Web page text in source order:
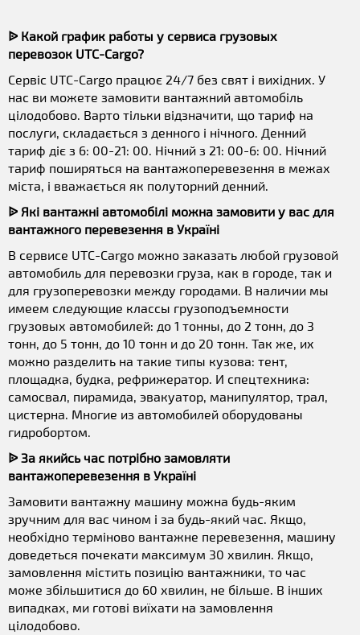
ᐉ Какой график работы у сервиса грузовых
перевозок UTC-Cargo?
Сервіс UTC-Cargo працює 24/7 без свят і вихідних. У
нас ви можете замовити вантажний автомобіль
цілодобово. Варто тільки відзначити, що тариф на
послуги, складається з денного і нічного. Денний
тариф діє з 6: 00-21: 00. Нічний з 21: 00-6: 00. Нічний
тариф поширяться на вантажоперевезення в межах
міста, і вважається як полуторний денний.
ᐉ Які вантажні автомобілі можна замовити у вас для
вантажного перевезення в Україні
В сервисе UTC-Cargo можно заказать любой грузовой
автомобиль для перевозки груза, как в городе, так и
для грузоперевозки между городами. В наличии мы
имеем следующие классы грузоподъемности
грузовых автомобилей: до 1 тонны, до 2 тонн, до 3
тонн, до 5 тонн, до 10 тонн и до 20 тонн. Так же, их
можно разделить на такие типы кузова: тент,
площадка, будка, рефрижератор. И спецтехника:
самосвал, пирамида, эвакуатор, манипулятор, трал,
цистерна. Многие из автомобилей оборудованы
гидробортом.
ᐉ За якийсь час потрібно замовляти
вантажоперевезення в Україні
Замовити вантажну машину можна будь-яким
зручним для вас чином і за будь-який час. Якщо,
необхідно терміново вантажне перевезення, машину
доведеться почекати максимум 30 хвилин. Якщо,
замовлення містить позицію вантажники, то час
може збільшитися до 60 хвилин, не більше. В інших
випадках, ми готові виїхати на замовлення
цілодобово.